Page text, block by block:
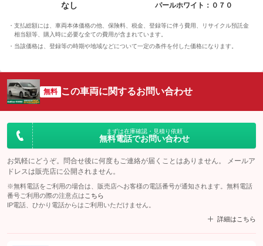
なし
パールホワイト：０７０
支払総額には、車両本体価格の他、保険料、税金、登録等に伴う費用、リサイクル預託金
相当額等、購入時に必要な全ての費用が含まれています。
当該価格は、登録等の時期や地域などについて一定の条件を付した価格になります。
無料 この車両に関するお問い合わせ
まずは在庫確認・見積り依頼
無料電話でお問い合わせ
お気軽にどうぞ。問合せ後に何度もご連絡が届くことはありません。 メールア
ドレスは販売店に公開されません。
※無料電話をご利用の場合は、販売店へお客様の電話番号が通知されます。無料電話
番号ご利用の際の注意点は こちら
IP電話、ひかり電話からはご利用いただけません。
詳細はこちら